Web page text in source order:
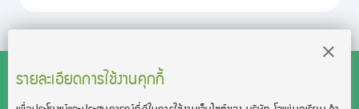
รายละเอียดการใช้งานคุกกี้